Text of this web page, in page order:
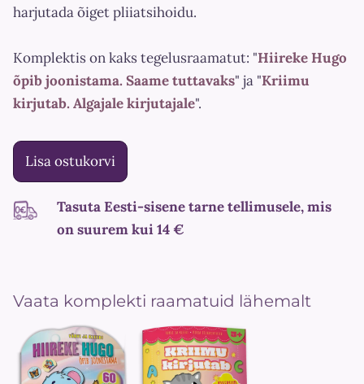
Vaata komplekti raamatuid lähemalt
harjutada õiget pliiatsihoidu.
Komplektis on kaks tegelusraamatut: "Hiireke Hugo
õpib joonistama. Saame tuttavaks" ja "Kriimu
kirjutab. Algajale kirjutajale".
Lisa ostukorvi
Tasuta Eesti-sisene tarne tellimusele, mis
on suurem kui 14 €